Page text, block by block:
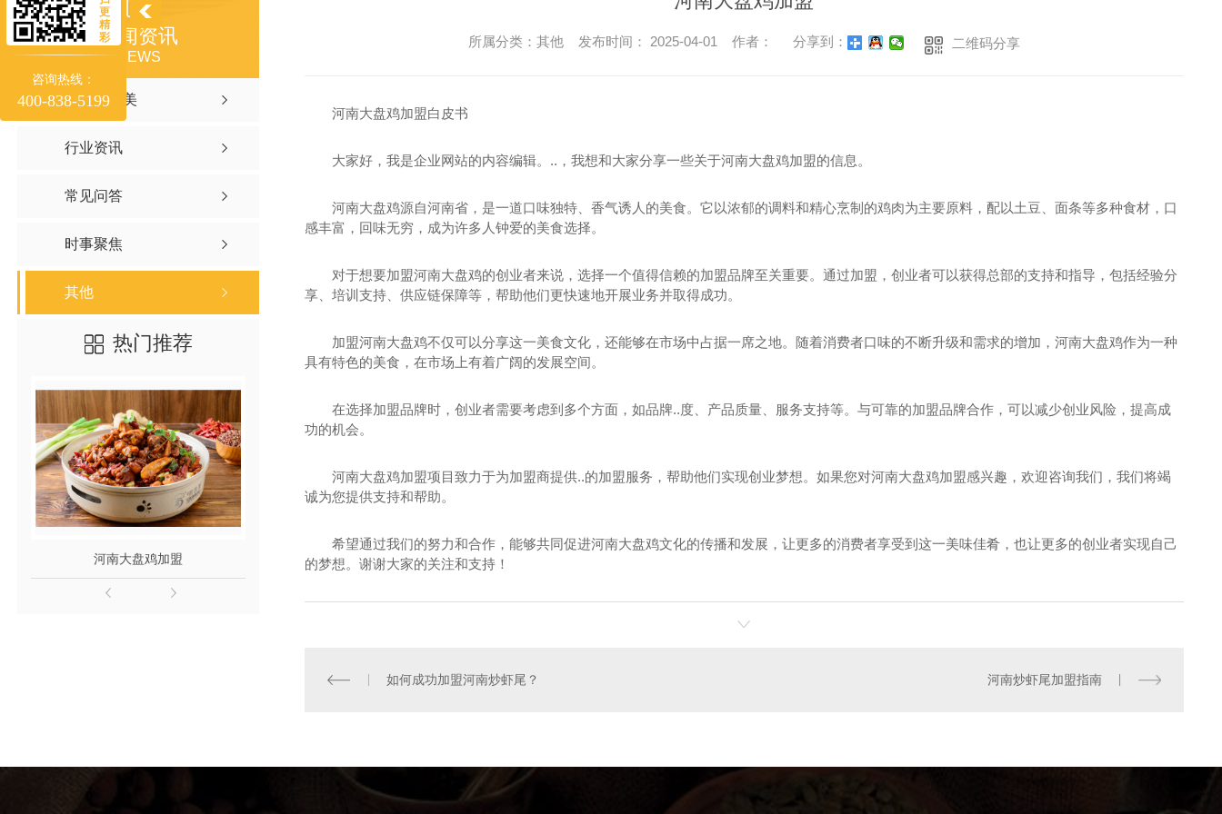
新闻资讯
NEWS
聚焦聚味美
行业资讯
常见问答
时事聚焦
其他
热门推荐
河南大盘鸡加盟 河南酸菜鱼加盟
所属分类：其他 发布时间： 2025-04-01 作者： 分享到： 二维码分享
河南大盘鸡加盟白皮书
大家好，我是企业网站的内容编辑。..，我想和大家分享一些关于河南大盘鸡加盟的信息。
河南大盘鸡源自河南省，是一道口味独特、香气诱人的美食。它以浓郁的调料和精心烹制的鸡肉为主要原料，配以土豆、面条等多种食材，口
感丰富，回味无穷，成为许多人钟爱的美食选择。
对于想要加盟河南大盘鸡的创业者来说，选择一个值得信赖的加盟品牌至关重要。通过加盟，创业者可以获得总部的支持和指导，包括经验分
享、培训支持、供应链保障等，帮助他们更快速地开展业务并取得成功。
加盟河南大盘鸡不仅可以分享这一美食文化，还能够在市场中占据一席之地。随着消费者口味的不断升级和需求的增加，河南大盘鸡作为一种
具有特色的美食，在市场上有着广阔的发展空间。
在选择加盟品牌时，创业者需要考虑到多个方面，如品牌..度、产品质量、服务支持等。与可靠的加盟品牌合作，可以减少创业风险，提高成
功的机会。
河南大盘鸡加盟项目致力于为加盟商提供..的加盟服务，帮助他们实现创业梦想。如果您对河南大盘鸡加盟感兴趣，欢迎咨询我们，我们将竭
诚为您提供支持和帮助。
希望通过我们的努力和合作，能够共同促进河南大盘鸡文化的传播和发展，让更多的消费者享受到这一美味佳肴，也让更多的创业者实现自己
的梦想。谢谢大家的关注和支持！
如何成功加盟河南炒虾尾？ 河南炒虾尾加盟指南
更
精
彩
咨询热线：
400-838-5199